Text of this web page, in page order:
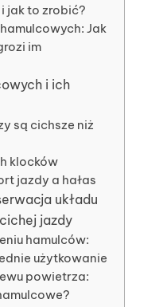
jak to zrobić?
Jak
im
i ich
są cichsze niż
klocków
jazdy a hałas
układu
jazdy
hamulców:
użytkowanie
powietrza: